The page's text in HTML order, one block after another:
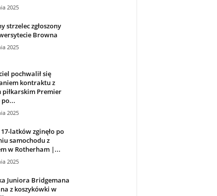
2025
strzelec zgłoszony
Browna
2025
pochwalił się
kontraktu z
piłkarskim Premier
po...
2025
latków zginęło po
samochodu z
w Rotherham |...
2025
Juniora Bridgemana
z koszykówki w